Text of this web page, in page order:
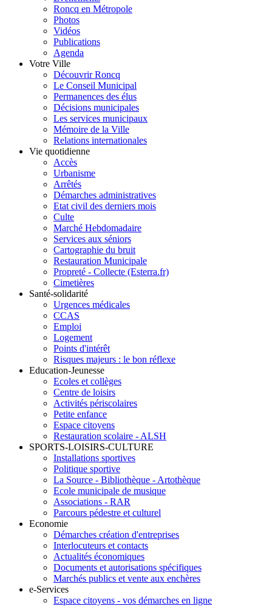
Roncq en Métropole
Photos
Vidéos
Publications
Agenda
Votre Ville
Découvrir Roncq
Le Conseil Municipal
Permanences des élus
Décisions municipales
Les services municipaux
Mémoire de la Ville
Relations internationales
Vie quotidienne
Accès
Urbanisme
Arrêtés
Démarches administratives
Etat civil des derniers mois
Culte
Marché Hebdomadaire
Services aux séniors
Cartographie du bruit
Restauration Municipale
Propreté - Collecte (Esterra.fr)
Cimetières
Santé-solidarité
Urgences médicales
CCAS
Emploi
Logement
Points d'intérêt
Risques majeurs : le bon réflexe
Education-Jeunesse
Ecoles et collèges
Centre de loisirs
Activités périscolaires
Petite enfance
Espace citoyens
Restauration scolaire - ALSH
SPORTS-LOISIRS-CULTURE
Installations sportives
Politique sportive
La Source - Bibliothèque - Artothèque
Ecole municipale de musique
Associations - RAR
Parcours pédestre et culturel
Economie
Démarches création d'entreprises
Interlocuteurs et contacts
Actualités économiques
Documents et autorisations spécifiques
Marchés publics et vente aux enchères
e-Services
Espace citoyens - vos démarches en ligne